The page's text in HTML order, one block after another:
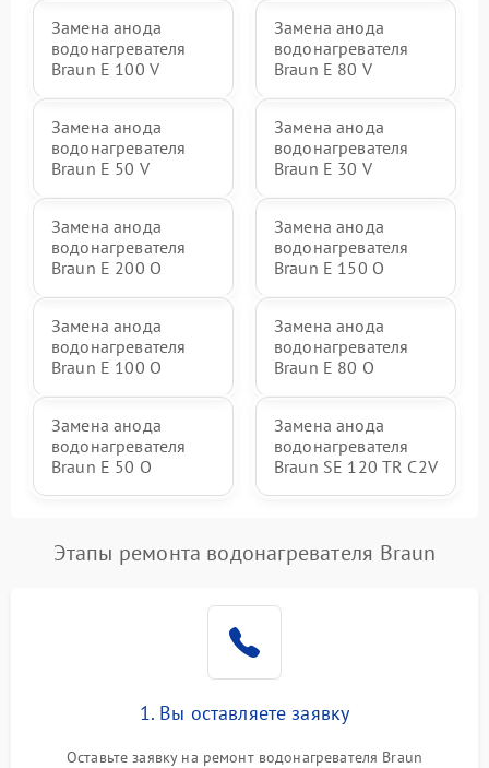
Замена анода
водонагревателя
Braun E 100 V
Замена анода
водонагревателя
Braun E 80 V
Замена анода
водонагревателя
Braun E 50 V
Замена анода
водонагревателя
Braun E 30 V
Замена анода
водонагревателя
Braun E 200 O
Замена анода
водонагревателя
Braun E 150 O
Замена анода
водонагревателя
Braun E 100 O
Замена анода
водонагревателя
Braun E 80 O
Замена анода
водонагревателя
Braun E 50 O
Замена анода
водонагревателя
Braun SE 120 TR C2V
Этапы ремонта водонагревателя Braun
1. Вы оставляете заявку
Оставьте заявку на ремонт водонагревателя Braun